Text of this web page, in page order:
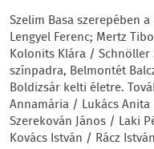
Szelim Basa szerepében
Lengyel Ferenc; Mertz
Kolonits Klára / Schnöller
színpadra, Belmontét
Boldizsár kelti életre.
Annamária / Lukács
Szerekován János / Laki
Kovács István / Rácz